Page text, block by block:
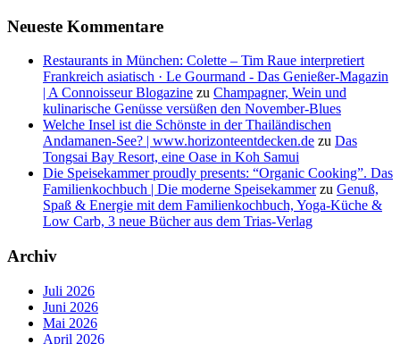
Neueste Kommentare
Restaurants in München: Colette – Tim Raue interpretiert
Frankreich asiatisch · Le Gourmand - Das Genießer-Magazin
| A Connoisseur Blogazine zu Champagner, Wein und
kulinarische Genüsse versüßen den November-Blues
Welche Insel ist die Schönste in der Thailändischen
Andamanen-See? | www.horizonteentdecken.de zu Das
Tongsai Bay Resort, eine Oase in Koh Samui
Die Speisekammer proudly presents: “Organic Cooking”. Das
Familienkochbuch | Die moderne Speisekammerzu Genuß,
Spaß & Energie mit dem Familienkochbuch, Yoga-Küche &
Low Carb, 3 neue Bücher aus dem Trias-Verlag
Archiv
Juli 2026
Juni 2026
Mai 2026
April 2026